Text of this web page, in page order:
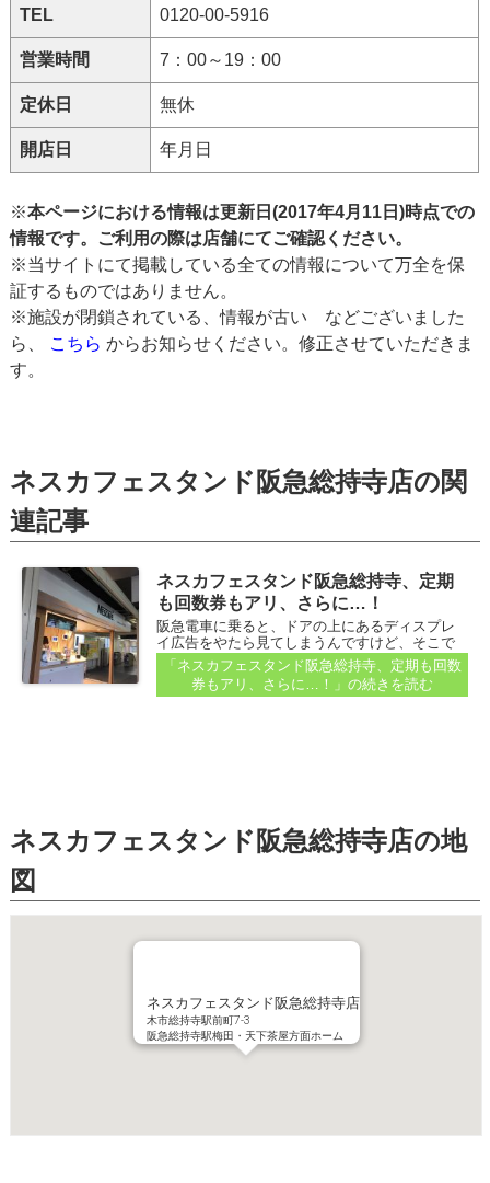
TEL 0120-00-5916
営業時間 7：00～19：00
定休日 無休
開店日 年月日
※本ページにおける情報は更新日(2017年4月11日)時点での
情報です。ご利用の際は店舗にてご確認ください。
※当サイトにて掲載している全ての情報について万全を保
証するものではありません。
※施設が閉鎖されている、情報が古い などございました
ら、 こちら からお知らせください。修正させていただきま
す。
ネスカフェスタンド阪急総持寺店の関
連記事
ネスカフェスタンド阪急総持寺、定期
も回数券もアリ、さらに…！
阪急電車に乗ると、ドアの上にあるディスプレ
イ広告をやたら見てしまうんですけど、そこで
「ネスカフェスタンド」が阪急総持寺にできた
と出てるんですよね。 なかなか総持寺駅へ電車
で行く機会がないんですけど・・・...
「ネスカフェスタンド阪急総持寺、定期も回数
券もアリ、さらに…！」 の続きを読む
ネスカフェスタンド阪急総持寺店の地
図
ネスカフェスタンド阪急総持寺店
木市総持寺駅前町7-3
阪急総持寺駅梅田・天下茶屋方面ホーム